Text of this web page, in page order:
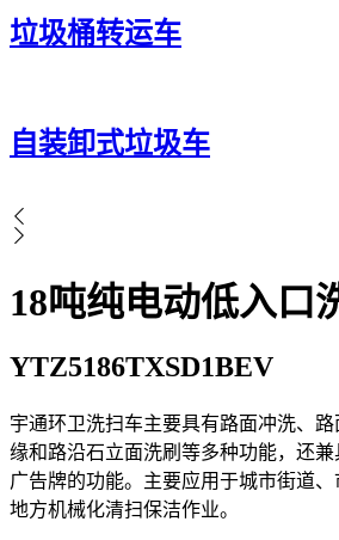
垃圾桶转运车
自装卸式垃圾车
18吨纯电动低入口
YTZ5186TXSD1BEV
宇通环卫洗扫车主要具有路面冲洗、
缘和路沿石立面洗刷等多种功能，还兼
广告牌的功能。主要应用于城市街道
地方机械化清扫保洁作业。